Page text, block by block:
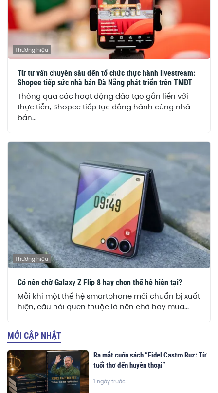
Thương hiệu
Từ tư vấn chuyên sâu đến tổ chức thực hành livestream:
Shopee tiếp sức nhà bán Đà Nẵng phát triển trên TMĐT
Thông qua các hoạt động đào tạo gắn liền với
thực tiễn, Shopee tiếp tục đồng hành cùng nhà
bán...
Thương hiệu
Có nên chờ Galaxy Z Flip 8 hay chọn thế hệ hiện tại?
Mỗi khi một thế hệ smartphone mới chuẩn bị xuất
hiện, câu hỏi quen thuộc là nên chờ hay mua...
MỚI CẬP NHẬT
Ra mắt cuốn sách “Fidel Castro Ruz: Từ
tuổi thơ đến huyền thoại”
1 ngày trước